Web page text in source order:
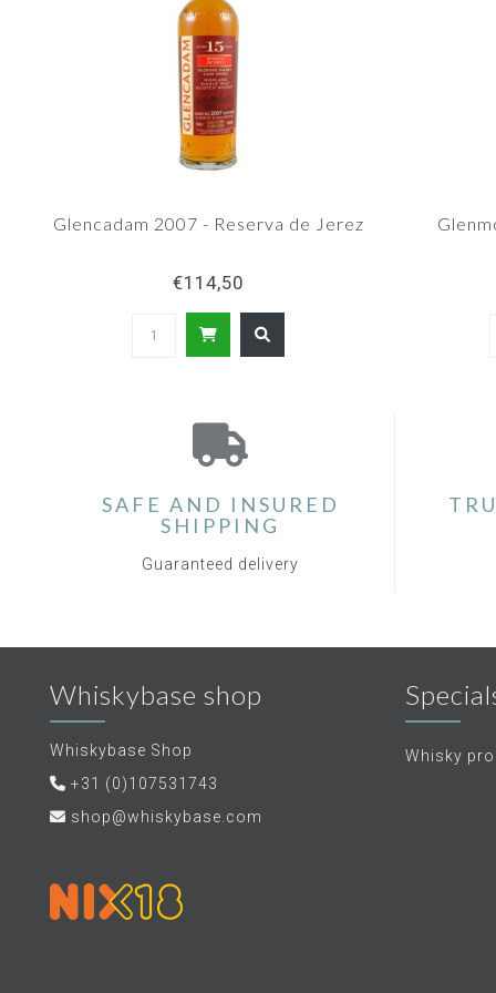
Glencadam 2007 - Reserva de Jerez
€114,50
SAFE AND INSURED
SHIPPING
Guaranteed delivery
Whiskybase shop
Whiskybase Shop
+31 (0)107531743
shop@whiskybase.com
Whisky